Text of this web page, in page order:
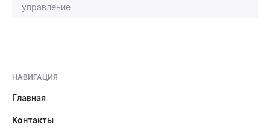
управление
НАВИГАЦИЯ
Главная
Контакты